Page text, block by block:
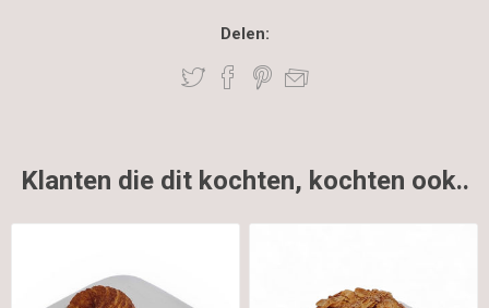
Delen:
Klanten die dit kochten, kochten ook..